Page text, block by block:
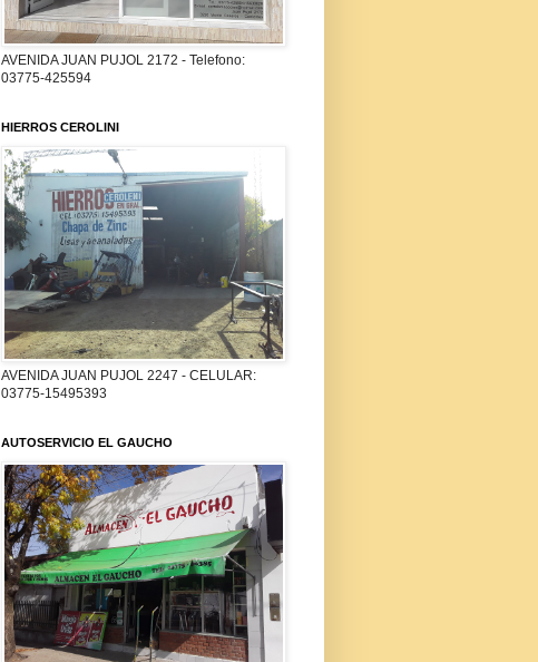
AVENIDA JUAN PUJOL 2172 - Telefono:
03775-425594
HIERROS CEROLINI
AVENIDA JUAN PUJOL 2247 - CELULAR:
03775-15495393
AUTOSERVICIO EL GAUCHO